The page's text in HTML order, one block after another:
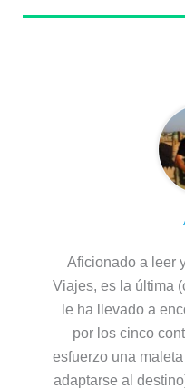
Aficionado a leer
Viajes, es la última
le ha llevado a
por los cinco
esfuerzo una
adaptarse al